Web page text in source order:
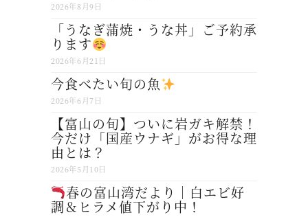
2026年8月9日
「うなぎ蒲焼・うな丼」ご予約承
ります
2026年6月21日
今食べたい旬の魚
2026年6月7日
【富山の旬】ついに岩ガキ解禁！
今だけ「国産ウナギ」がお得な理
由とは？
2026年5月10日
春の富山湾だより｜白エビ好
調＆ヒラメ値下がり中！